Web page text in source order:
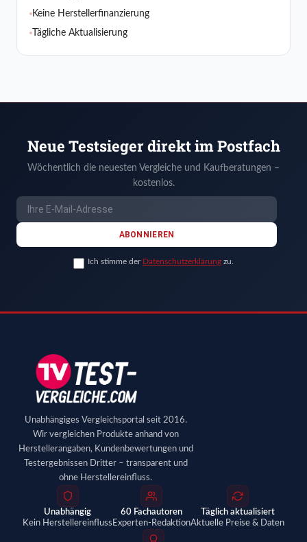
Keine Herstellerfinanzierung
Tägliche Aktualisierung
Neue Testsieger direkt im Postfach
Wöchentlich die neuesten Vergleiche und Kaufberatungen –
kostenlos.
ABONNIEREN
Ich stimme der Datenschutzerklärung zu.
Unabhängiges Vergleichsportal seit 2016.
Wir vergleichen Produkte anhand von
Herstellerangaben, Kundenbewertungen und
Testergebnissen Dritter – transparent und
ohne Herstellereinfluss.
Unabhängig
Kein Herstellereinfluss
60 Fachautoren
Experten-Redaktion
Täglich aktualisiert
Aktuelle Preise & Daten